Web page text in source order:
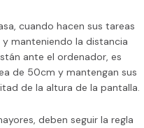
cuando hacen sus tareas
manteniendo la distancia
ante el ordenador, es
de 50cm y mantengan sus
de la altura de la pantalla.
deben seguir la regla